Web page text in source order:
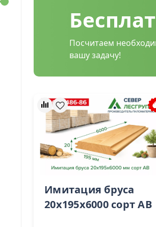
Посчитаем
вашу задачу!
Имитация бруса
20x195x6000 сорт AB